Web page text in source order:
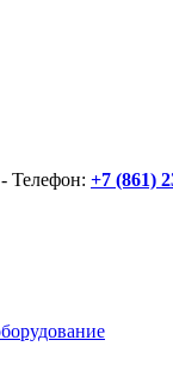
- Телефон: +7 (861)